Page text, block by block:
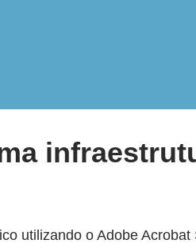
utilizando o Adobe Acrobat